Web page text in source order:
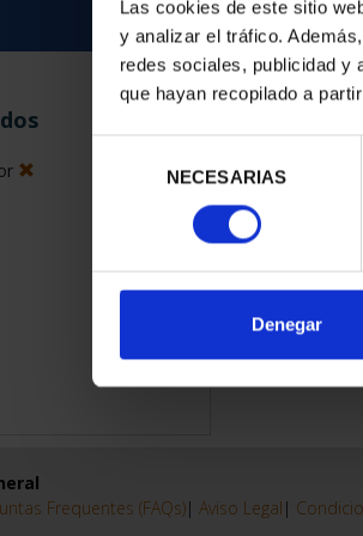
Las cookies de este sitio
y analizar el tráfico.
redes sociales, publicidad y
que hayan recopilado a
consentimiento
NECESARIAS
Denegar
0 Productos
Frequentes (FAQs)| Aviso Legal |